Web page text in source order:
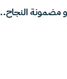
مضمونة النجاح..